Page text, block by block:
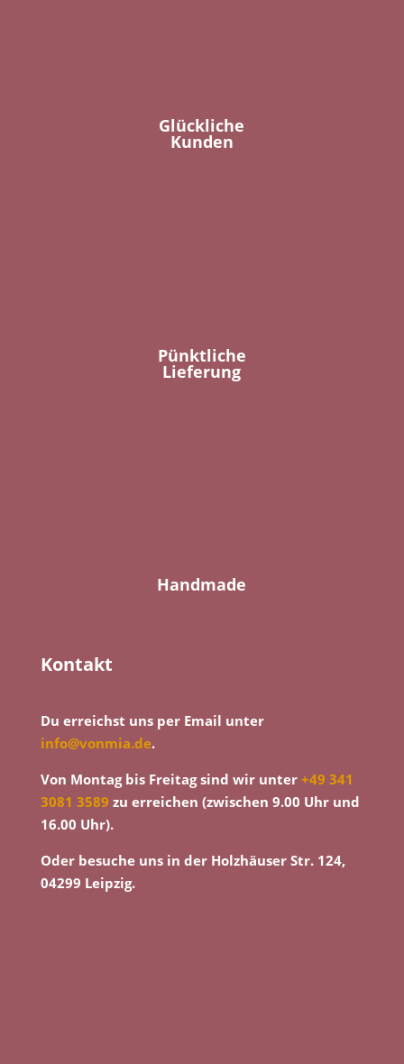
Glückliche
Kunden
Pünktliche
Lieferung
Handmade
Kontakt
Du erreichst uns per Email unter
info@vonmia.de.
Von Montag bis Freitag sind wir unter +49 341
3081 3589 zu erreichen (zwischen 9.00 Uhr und
16.00 Uhr).
Oder besuche uns in der Holzhäuser Str. 124,
04299 Leipzig.